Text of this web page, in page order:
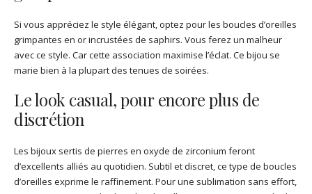
Si vous appréciez le style élégant, optez pour les boucles d’oreilles
grimpantes en or incrustées de saphirs. Vous ferez un malheur
avec ce style. Car cette association maximise l’éclat. Ce bijou se
marie bien à la plupart des tenues de soirées.
Le look casual, pour encore plus de
discrétion
Les bijoux sertis de pierres en oxyde de zirconium feront
d’excellents alliés au quotidien. Subtil et discret, ce type de boucles
d’oreilles exprime le raffinement. Pour une sublimation sans effort,